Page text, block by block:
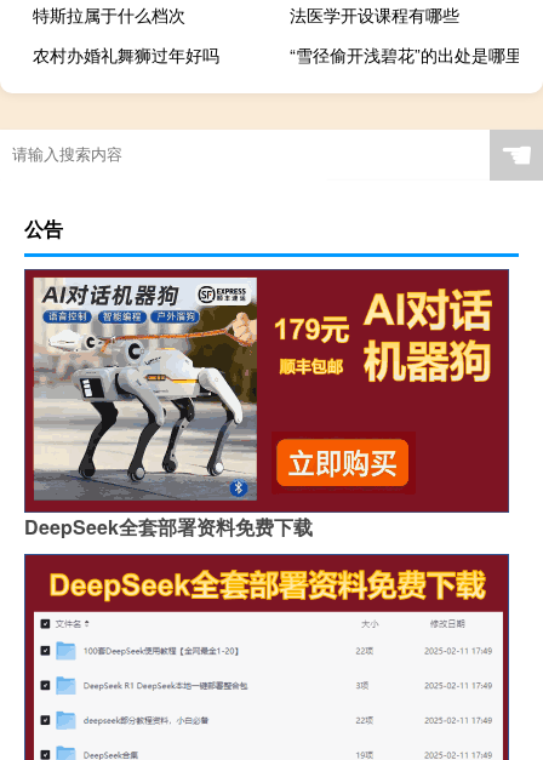
特斯拉属于什么档次
法医学开设课程有哪些
农村办婚礼舞狮过年好吗
“雪径偷开浅碧花”的出处是哪里
☚
公告
DeepSeek全套部署资料免费下载